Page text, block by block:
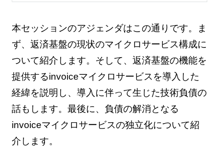
本セッションのアジェンダはこの通りです。ま
ず、返済基盤の現状のマイクロサービス構成に
ついて紹介します。そして、返済基盤の機能を
提供するinvoiceマイクロサービスを導入した
経緯を説明し、導入に伴って生じた技術負債の
話もします。最後に、負債の解消となる
invoiceマイクロサービスの独立化について紹
介します。